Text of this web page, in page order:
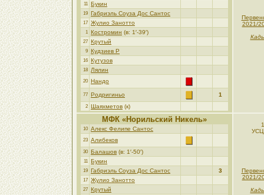
11 Букин
19 Габриэль Соуза Дос Сантос
17 Жулио Занотто
1 Костромин (в: 1′-39′)
27 Крутый
9 Кудзиев Р
16 Кутузов
18 Лялин
20 Нандо
77 Родригиньо 1
2 Шаяхметов (к)
2021/
МФК «Норильский Никель»
10 Алекс Фелипе Сантос
23 Алибеков
30 Балашов (в: 1′-50′)
11 Букин
19 Габриэль Соуза Дос Сантос 3
17 Жулио Занотто
27 Крутый
УСЦ
2021/